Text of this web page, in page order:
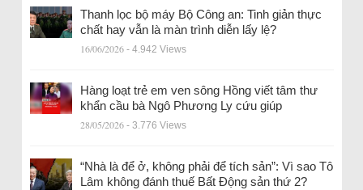
Thanh lọc bộ máy Bộ Công an: Tinh giản thực
chất hay vẫn là màn trình diễn lấy lệ?
16/06/2026 - 4.942 Views
Hàng loạt trẻ em ven sông Hồng viết tâm thư
khẩn cầu bà Ngô Phương Ly cứu giúp
28/05/2026 - 3.776 Views
“Nhà là để ở, không phải để tích sản”: Vì sao Tô
Lâm không đánh thuế Bất Động sản thứ 2?